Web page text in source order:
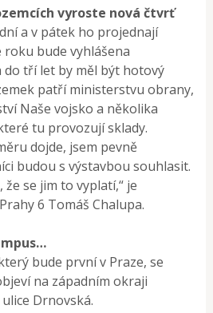
vyroste nová čtvrť
a v pátek ho projednají
bude vyhlášena
tří let by měl být hotový
patří ministerstvu obrany,
Naše vojsko a několika
tu provozují sklady.
dojde, jsem pevně
budou s výstavbou souhlasit.
se jim to vyplatí,“ je
6 Tomáš Chalupa.
bude první v Praze, se
na západním okraji
Drnovská.